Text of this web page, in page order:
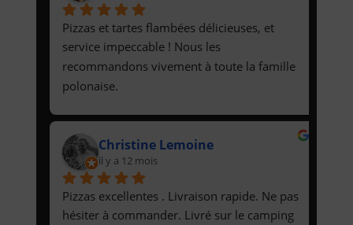
Pizzas et tartes flambées délicieuses, et
service impeccable ! Nous les
recommandons vivement à toute la famille
polonaise.
Christine Lemoine
il y a 12 mois
Pizzas excellentes . Livraison rapide. Ne pas
hésiter à commander. Livré sur le camping